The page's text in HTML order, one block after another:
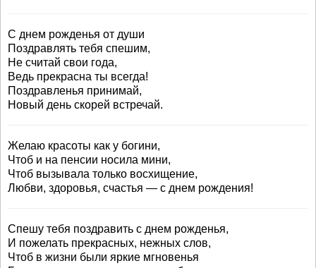
С днем рожденья от души
Поздравлять тебя спешим,
Не считай свои года,
Ведь прекрасна ты всегда!
Поздравленья принимай,
Новый день скорей встречай.
Желаю красоты как у богини,
Чтоб и на пенсии носила мини,
Чтоб вызывала только восхищение,
Любви, здоровья, счастья — с днем рождения!
Спешу тебя поздравить с днем рожденья,
И пожелать прекрасных, нежных слов,
Чтоб в жизни были яркие мгновенья